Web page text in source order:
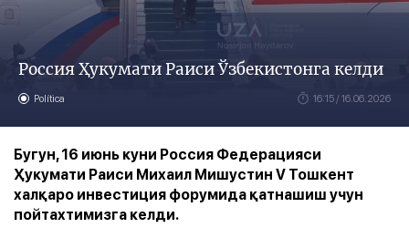
Россия Ҳукумати Раиси Ўзбекистонга келди
Política 16:15 / 16.06.2026
Бугун, 16 июнь куни Россия Федерацияси
Ҳукумати Раиси Михаил Мишустин V Тошкент
халқаро инвестиция форумида қатнашиш учун
пойтахтимизга келди.